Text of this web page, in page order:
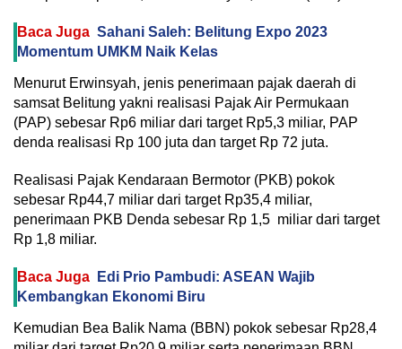
Baca Juga Sahani Saleh: Belitung Expo 2023
Momentum UMKM Naik Kelas
Menurut Erwinsyah, jenis penerimaan pajak daerah di
samsat Belitung yakni realisasi Pajak Air Permukaan
(PAP) sebesar Rp6 miliar dari target Rp5,3 miliar, PAP
denda realisasi Rp 100 juta dan target Rp 72 juta.
Realisasi Pajak Kendaraan Bermotor (PKB) pokok
sebesar Rp44,7 miliar dari target Rp35,4 miliar,
penerimaan PKB Denda sebesar Rp 1,5 miliar dari target
Rp 1,8 miliar.
Baca Juga
Edi Prio Pambudi: ASEAN Wajib
Kembangkan Ekonomi Biru
Kemudian Bea Balik Nama (BBN) pokok sebesar Rp28,4